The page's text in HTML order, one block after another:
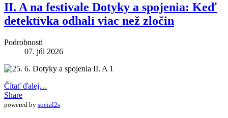
II. A na festivale Dotyky a spojenia: Keď
detektívka odhalí viac než zločin
Podrobnosti
07. júl 2026
Čítať ďalej…
Share
powered by social2s